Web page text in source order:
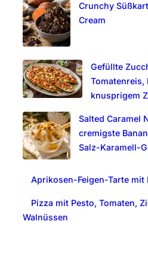
h
Crunchy
Cream
Gefüllte
Tomatenreis,
knusprigem
Salted Caramel
cremigste
Salz-Karamell-
Aprikosen-Feigen-Tarte mit
Pizza mit Pesto, Tomaten,
Walnüssen